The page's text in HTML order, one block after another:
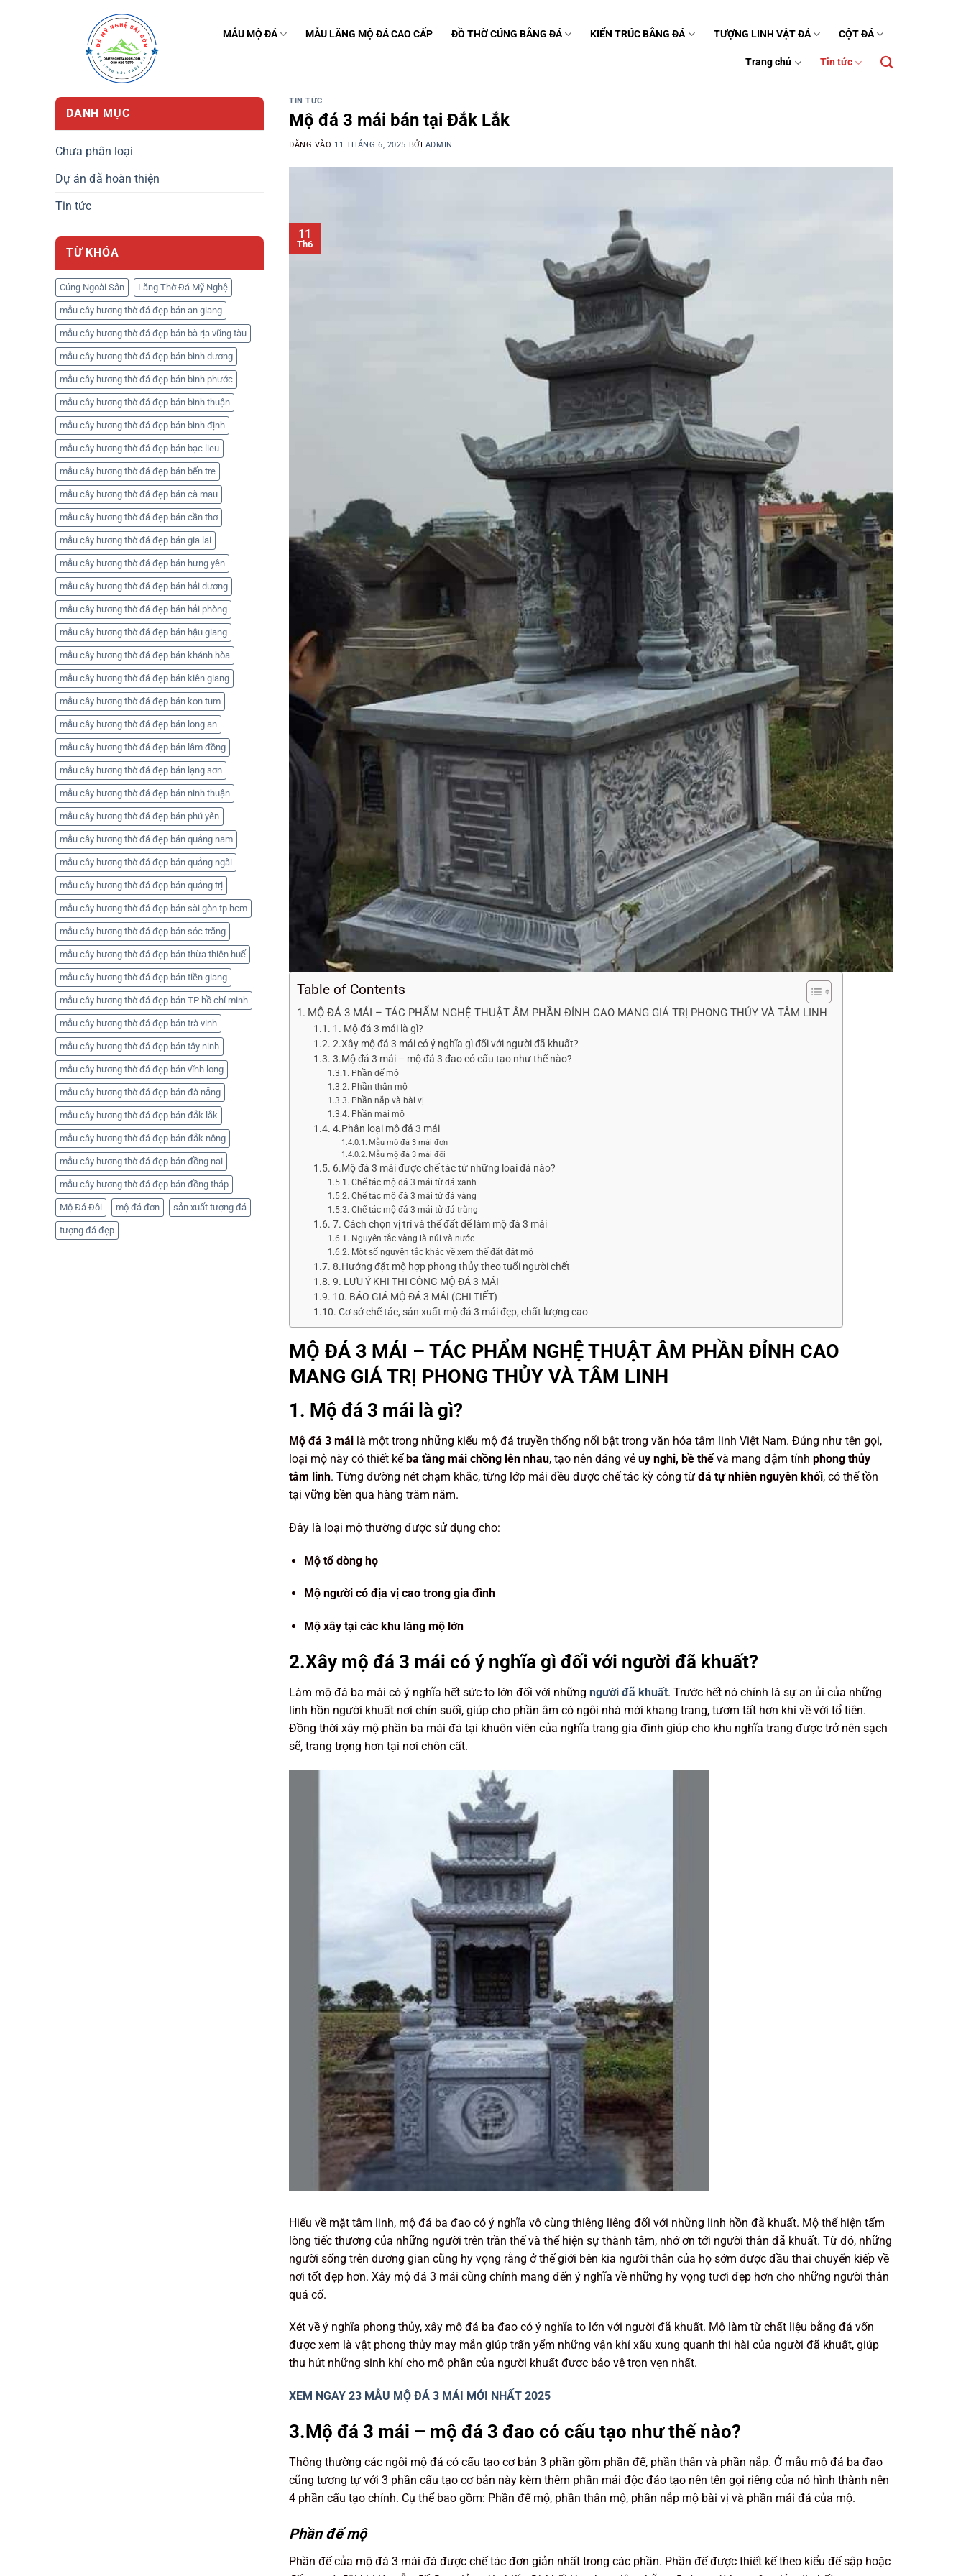
MẪU MỘ ĐÁ MẪU LĂNG MỘ ĐÁ CAO CẤP ĐỒ THỜ CÚNG BẰNG ĐÁ KIẾN TRÚC BẰNG ĐÁ TƯỢNG LINH VẬT ĐÁ CỘT ĐÁ
Trang chủ Tin tức
DANH MỤC
Chưa phân loại
Dự án đã hoàn thiện
Tin tức
TỪ KHÓA
Cúng Ngoài Sân Lăng Thờ Đá Mỹ Nghệ
mẫu cây hương thờ đá đẹp bán an giang
mẫu cây hương thờ đá đẹp bán bà rịa vũng tàu
mẫu cây hương thờ đá đẹp bán bình dương
mẫu cây hương thờ đá đẹp bán bình phước
mẫu cây hương thờ đá đẹp bán bình thuận
mẫu cây hương thờ đá đẹp bán bình định
mẫu cây hương thờ đá đẹp bán bạc lieu
mẫu cây hương thờ đá đẹp bán bến tre
mẫu cây hương thờ đá đẹp bán cà mau
mẫu cây hương thờ đá đẹp bán cần thơ
mẫu cây hương thờ đá đẹp bán gia lai
mẫu cây hương thờ đá đẹp bán hưng yên
mẫu cây hương thờ đá đẹp bán hải dương
mẫu cây hương thờ đá đẹp bán hải phòng
mẫu cây hương thờ đá đẹp bán hậu giang
mẫu cây hương thờ đá đẹp bán khánh hòa
mẫu cây hương thờ đá đẹp bán kiên giang
mẫu cây hương thờ đá đẹp bán kon tum
mẫu cây hương thờ đá đẹp bán long an
mẫu cây hương thờ đá đẹp bán lâm đồng
mẫu cây hương thờ đá đẹp bán lạng sơn
mẫu cây hương thờ đá đẹp bán ninh thuận
mẫu cây hương thờ đá đẹp bán phú yên
mẫu cây hương thờ đá đẹp bán quảng nam
mẫu cây hương thờ đá đẹp bán quảng ngãi
mẫu cây hương thờ đá đẹp bán quảng trị
mẫu cây hương thờ đá đẹp bán sài gòn tp hcm
mẫu cây hương thờ đá đẹp bán sóc trăng
mẫu cây hương thờ đá đẹp bán thừa thiên huế
mẫu cây hương thờ đá đẹp bán tiền giang
mẫu cây hương thờ đá đẹp bán TP hồ chí minh
mẫu cây hương thờ đá đẹp bán trà vinh
mẫu cây hương thờ đá đẹp bán tây ninh
mẫu cây hương thờ đá đẹp bán vĩnh long
mẫu cây hương thờ đá đẹp bán đà nẵng
mẫu cây hương thờ đá đẹp bán đắk lắk
mẫu cây hương thờ đá đẹp bán đắk nông
mẫu cây hương thờ đá đẹp bán đồng nai
mẫu cây hương thờ đá đẹp bán đồng tháp
Mộ Đá Đôi mộ đá đơn sản xuất tượng đá
tượng đá đẹp
TIN TỨC
Mộ đá 3 mái bán tại Đắk Lắk
ĐĂNG VÀO 11 THÁNG 6, 2025 BỞI ADMIN
11
Th6
Table of Contents
MỘ ĐÁ 3 MÁI – TÁC PHẨM NGHỆ THUẬT ÂM PHẦN ĐỈNH CAO MANG GIÁ TRỊ PHONG THỦY VÀ TÂM LINH
1. Mộ đá 3 mái là gì?
2.Xây mộ đá 3 mái có ý nghĩa gì đối với người đã khuất?
3.Mộ đá 3 mái – mộ đá 3 đao có cấu tạo như thế nào?
Phần đế mộ
Phần thân mộ
Phần nắp và bài vị
Phần mái mộ
4.Phân loại mộ đá 3 mái
Mẫu mộ đá 3 mái đơn
Mẫu mộ đá 3 mái đôi
6.Mộ đá 3 mái được chế tác từ những loại đá nào?
Chế tác mộ đá 3 mái từ đá xanh
Chế tác mộ đá 3 mái từ đá vàng
Chế tác mộ đá 3 mái từ đá trắng
7. Cách chọn vị trí và thế đất để làm mộ đá 3 mái
Nguyên tắc vàng là núi và nước
Một số nguyên tắc khác về xem thế đất đặt mộ
8.Hướng đặt mộ hợp phong thủy theo tuổi người chết
9. LƯU Ý KHI THI CÔNG MỘ ĐÁ 3 MÁI
10. BÁO GIÁ MỘ ĐÁ 3 MÁI (CHI TIẾT)
Cơ sở chế tác, sản xuất mộ đá 3 mái đẹp, chất lượng cao
MỘ ĐÁ 3 MÁI – TÁC PHẨM NGHỆ THUẬT ÂM PHẦN ĐỈNH CAO
MANG GIÁ TRỊ PHONG THỦY VÀ TÂM LINH
1. Mộ đá 3 mái là gì?
Mộ đá 3 mái là một trong những kiểu mộ đá truyền thống nổi bật trong văn hóa tâm linh Việt Nam. Đúng như tên gọi,
loại mộ này có thiết kếba tầng mái chồng lên nhau, tạo nên dáng vẻ uy nghi, bề thếvà mang đậm tính phong thủy
tâm linh. Từng đường nét chạm khắc, từng lớp mái đều được chế tác kỳ công từ đá tự nhiên nguyên khối, có thể tồn
tại vững bền qua hàng trăm năm.
Đây là loại mộ thường được sử dụng cho:
Mộ tổ dòng họ
Mộ người có địa vị cao trong gia đình
Mộ xây tại các khu lăng mộ lớn
2.Xây mộ đá 3 mái có ý nghĩa gì đối với người đã khuất?
Làm mộ đá ba mái có ý nghĩa hết sức to lớn đối với những người đã khuất. Trước hết nó chính là sự an ủi của những
linh hồn người khuất nơi chín suối, giúp cho phần âm có ngôi nhà mới khang trang, tươm tất hơn khi về với tổ tiên.
Đồng thời xây mộ phần ba mái đá tại khuôn viên của nghĩa trang gia đình giúp cho khu nghĩa trang được trở nên sạch
sẽ, trang trọng hơn tại nơi chôn cất.
Hiểu về mặt tâm linh, mộ đá ba đao có ý nghĩa vô cùng thiêng liêng đối với những linh hồn đã khuất. Mộ thể hiện tấm
lòng tiếc thương của những người trên trần thế và thể hiện sự thành tâm, nhớ ơn tới người thân đã khuất. Từ đó, những
người sống trên dương gian cũng hy vọng rằng ở thế giới bên kia người thân của họ sớm được đầu thai chuyển kiếp về
nơi tốt đẹp hơn. Xây mộ đá 3 mái cũng chính mang đến ý nghĩa về những hy vọng tươi đẹp hơn cho những người thân
quá cố.
Xét về ý nghĩa phong thủy, xây mộ đá ba đao có ý nghĩa to lớn với người đã khuất. Mộ làm từ chất liệu bằng đá vốn
được xem là vật phong thủy may mắn giúp trấn yểm những vận khí xấu xung quanh thi hài của người đã khuất, giúp
thu hút những sinh khí cho mộ phần của người khuất được bảo vệ trọn vẹn nhất.
XEM NGAY 23 MẪU MỘ ĐÁ 3 MÁI MỚI NHẤT 2025
3.Mộ đá 3 mái – mộ đá 3 đao có cấu tạo như thế nào?
Thông thường các ngôi mộ đá có cấu tạo cơ bản 3 phần gồm phần đế, phần thân và phần nắp. Ở mẫu mộ đá ba đao
cũng tương tự với 3 phần cấu tạo cơ bản này kèm thêm phần mái độc đáo tạo nên tên gọi riêng của nó hình thành nên
4 phần cấu tạo chính. Cụ thể bao gồm: Phần đế mộ, phần thân mộ, phần nắp mộ bài vị và phần mái đá của mộ.
Phần đế mộ
Phần đế của mộ đá 3 mái đá được chế tác đơn giản nhất trong các phần. Phần đế được thiết kế theo kiểu đế sập hoặc